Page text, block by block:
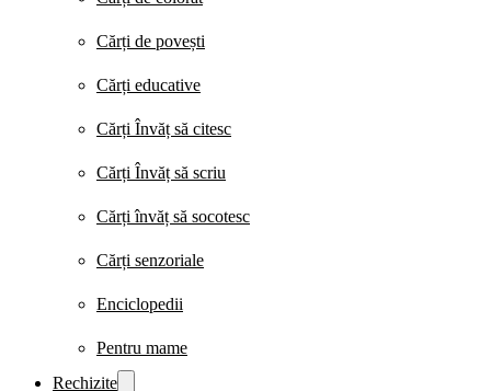
Cărți de povești
Cărți educative
Cărți Învăț să citesc
Cărți Învăț să scriu
Cărți învăț să socotesc
Cărți senzoriale
Enciclopedii
Pentru mame
Rechizite